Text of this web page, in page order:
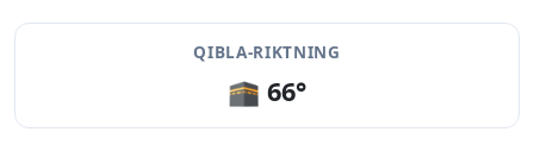
QIBLA-RIKTNING
🕋 66°